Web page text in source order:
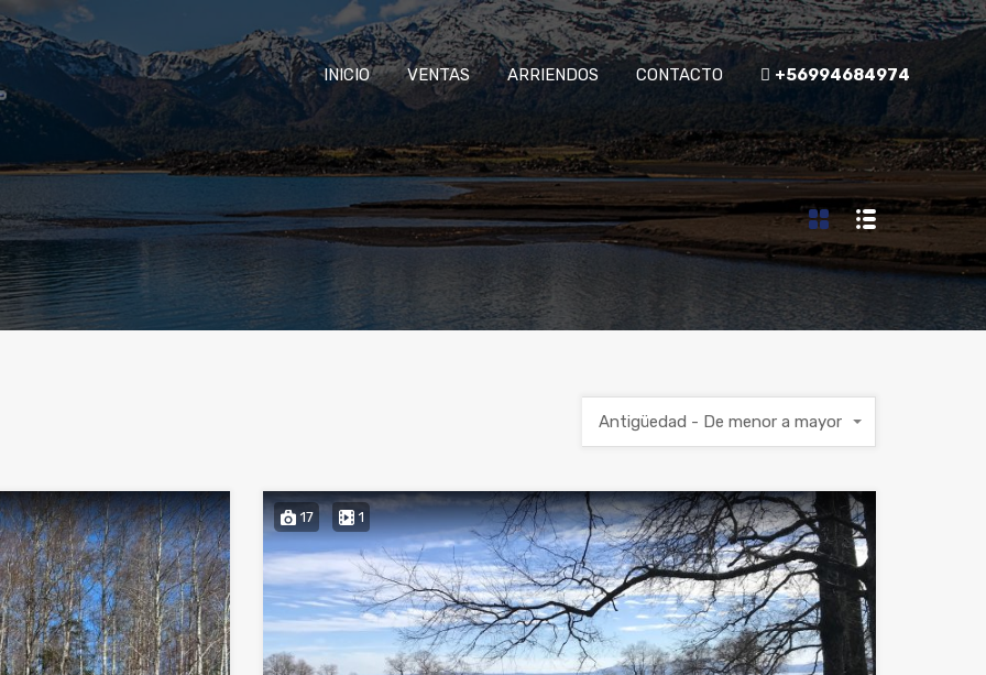
INICIO VENTAS ARRIENDOS CONTACTO +56994684974
Antigüedad - De menor a mayor
17 1